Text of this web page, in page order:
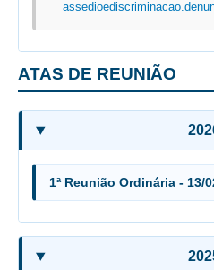
Atermação On-line - Interior de
Agendamento de Reclamação
Consulta de Pautas
ATAS DE REUNIÃO
1ª Reunião Ordinária - 13/